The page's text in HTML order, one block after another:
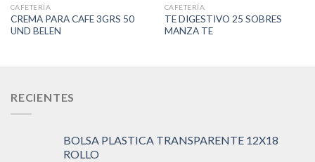
CAFETERÍA
CREMA PARA CAFE 3GRS 50
UND BELEN
CAFETERÍA
TE DIGESTIVO 25 SOBRES
MANZA TE
RECIENTES
BOLSA PLASTICA TRANSPARENTE 12X18
ROLLO